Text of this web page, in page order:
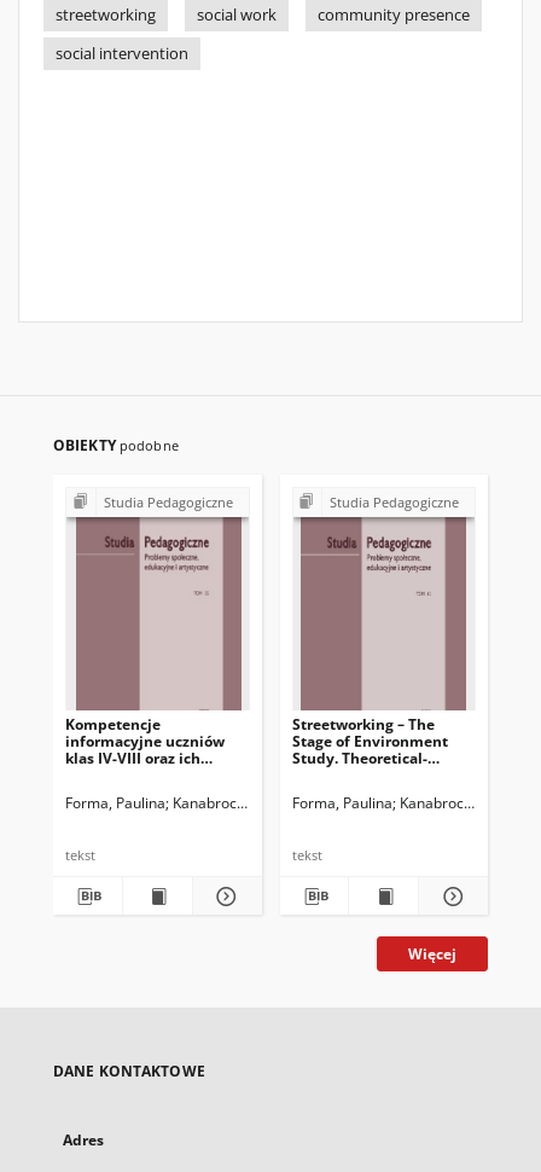
streetworking
social work
community presence
social intervention
OBIEKTY podobne
Studia Pedagogiczne
Kompetencje
informacyjne uczniów
klas IV-VIII oraz ich
pilotażowego
Forma, Paulina Kanabrocka, Anna
tekst
Studia Pedagogiczne
Streetworking – The
Stage of Environment
Study. Theoretical-
Forma, Paulina Kanabrocka, Anna
tekst
Więcej
DANE KONTAKTOWE
Adres